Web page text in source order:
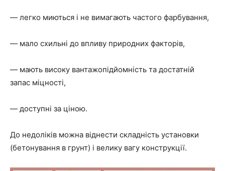
— легко миються і не вимагають частого фарбування,
— мало схильні до впливу природних факторів,
— мають високу вантажопідйомність та достатній
запас міцності,
— доступні за ціною.
До недоліків можна віднести складність установки
(бетонування в грунт) і велику вагу конструкції.